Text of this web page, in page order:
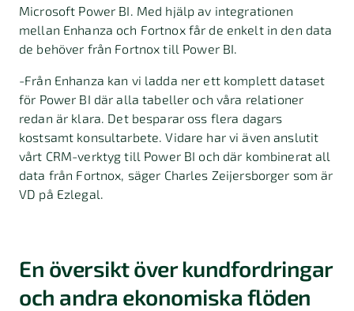
Microsoft Power BI. Med hjälp av integrationen
mellan Enhanza och Fortnox får de enkelt in den data
de behöver från Fortnox till Power BI.
-Från Enhanza kan vi ladda ner ett komplett dataset
för Power BI där alla tabeller och våra relationer
redan är klara. Det besparar oss flera dagars
kostsamt konsultarbete. Vidare har vi även anslutit
vårt CRM-verktyg till Power BI och där kombinerat all
data från Fortnox, säger Charles Zeijersborger som är
VD på Ezlegal.
En översikt över kundfordringar
och andra ekonomiska flöden